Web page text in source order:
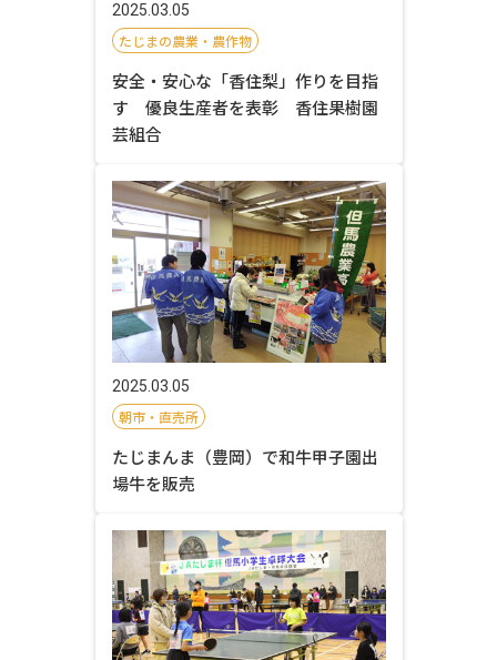
2025.03.05
たじまの農業・農作物
安全・安心な「香住梨」作りを目指
す 優良生産者を表彰 香住果樹園
芸組合
2025.03.05
朝市・直売所
たじまんま（豊岡）で和牛甲子園出
場牛を販売